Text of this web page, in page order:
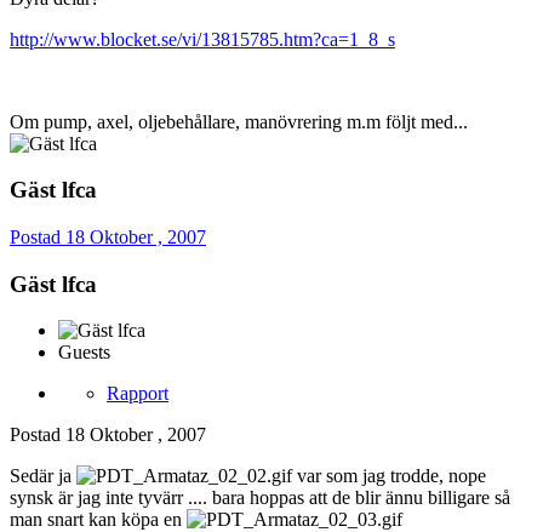
http://www.blocket.se/vi/13815785.htm?ca=1_8_s
Om pump, axel, oljebehållare, manövrering m.m följt med...
Gäst lfca
Postad 18 Oktober , 2007
Gäst lfca
Guests
Rapport
Postad 18 Oktober , 2007
Sedär ja
var som jag trodde, nope
synsk är jag inte tyvärr .... bara hoppas att de blir ännu billigare så
man snart kan köpa en